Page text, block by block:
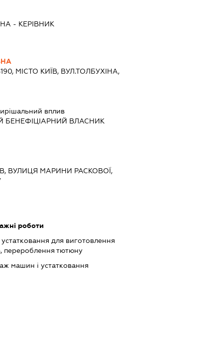
- КЕРІВНИК
МІСТО КИЇВ, ВУЛ.ТОЛБУХІНА,
вплив
БЕНЕФІЦІАРНИЙ ВЛАСНИК
ВУЛИЦЯ МАРИНИ РАСКОВОЇ,
роботи
для виготовлення
перероблення тютюну
машин і устатковання